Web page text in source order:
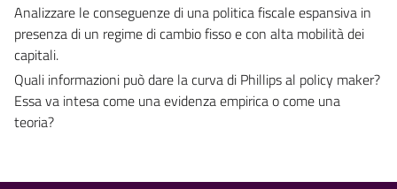
Analizzare le conseguenze di una politica fiscale espansiva in
presenza di un regime di cambio fisso e con alta mobilità dei
capitali.
Quali informazioni può dare la curva di Phillips al policy maker?
Essa va intesa come una evidenza empirica o come una
teoria?